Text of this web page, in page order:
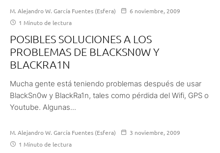
M. Alejandro W. García Fuentes (Esfera)
6 noviembre, 2009
1 Minuto de lectura
POSIBLES SOLUCIONES A LOS
PROBLEMAS DE BLACKSN0W Y
BLACKRA1N
Mucha gente está teniendo problemas después de usar
BlackSn0w y BlackRa1n, tales como pérdida del Wifi, GPS o
Youtube. Algunas...
M. Alejandro W. García Fuentes (Esfera)
3 noviembre, 2009
1 Minuto de lectura